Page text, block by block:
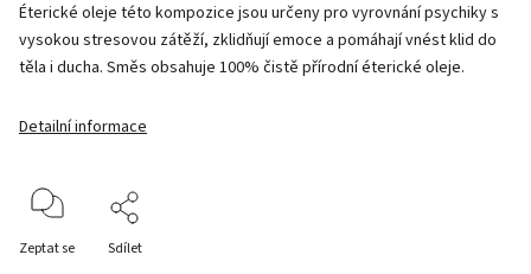
Éterické oleje této kompozice jsou určeny pro vyrovnání psychiky s
vysokou stresovou zátěží, zklidňují emoce a pomáhají vnést klid do
těla i ducha. Směs obsahuje 100% čistě přírodní éterické oleje.
Detailní informace
Zeptat se Sdílet